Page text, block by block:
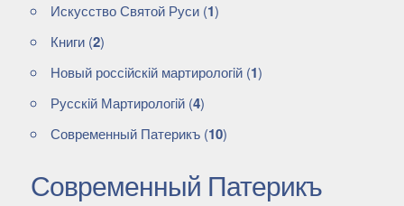
Искусство Святой Руси(1)
Книги(2)
Новый россiйскiй мартирологiй(1)
Русскiй Мартирологiй(4)
Современный Патерикъ(10)
Современный Патерикъ